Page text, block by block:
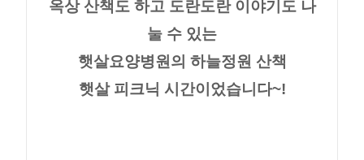
옥상 산책도 하고 도란도란 이야기도 나
눌 수 있는
햇살요양병원의 하늘정원 산책
햇살 피크닉 시간이었습니다~!